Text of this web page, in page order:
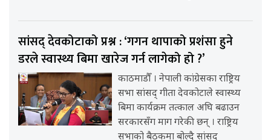
सांसद् देवकोटाको प्रश्न : ‘गगन थापाको प्रशंसा हुने
डरले स्वास्थ्य बिमा खारेज गर्न लागेको हो ?’
काठमाडौँ । नेपाली कांग्रेसका राष्ट्रिय
सभा सांसद् गीता देवकोटाले स्वास्थ्य
बिमा कार्यक्रम तत्काल अघि बढाउन
सरकारसँग माग गरेकी छन् । राष्ट्रिय
सभाको बैठकमा बोल्दै सांसद्